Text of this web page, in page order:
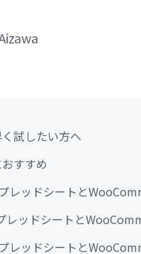
試したい方へ
すすめ
レッドシートと
レッドシートと
レッドシートと